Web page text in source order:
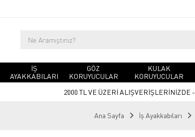
İŞ
AYAKKABILARI
GÖZ
KORUYUCULAR
KULAK
KORUYUCULAR
2000 TL VE ÜZERİ ALIŞVERİŞLERİNİZDE -
Ana Sayfa İş Ayakkabıları